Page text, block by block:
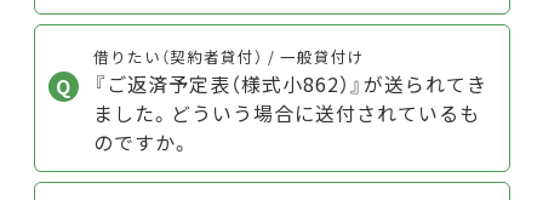
借りたい（契約者貸付） / 一般貸付け
『ご返済予定表（様式小862）』が送られてき
ました。どういう場合に送付されているも
のですか。